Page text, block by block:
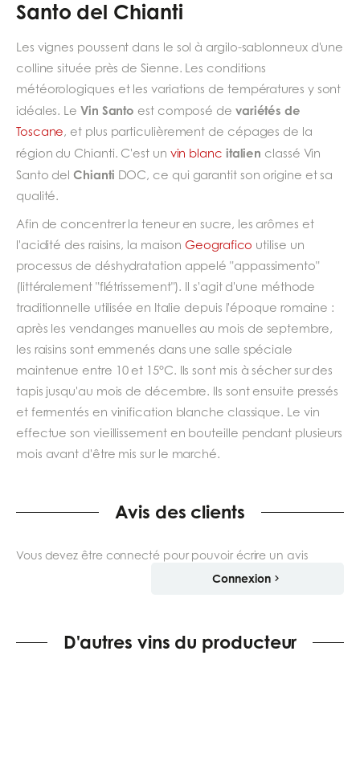
Santo del Chianti
Les vignes poussent dans le sol à argilo-sablonneux d'une
colline située près de Sienne. Les conditions
météorologiques et les variations de températures y sont
idéales. Le Vin Santo est composé de variétés de
Toscane, et plus particulièrement de cépages de la
région du Chianti. C'est un vin blanc italien classé Vin
Santo delChianti DOC, ce qui garantit son origine et sa
qualité.
Afin de concentrer la teneur en sucre, les arômes et
l'acidité des raisins, la maison Geografico utilise un
processus de déshydratation appelé "appassimento"
(littéralement "flétrissement"). Il s'agit d'une méthode
traditionnelle utilisée en Italie depuis l'époque romaine :
après les vendanges manuelles au mois de septembre,
les raisins sont emmenés dans une salle spéciale
maintenue entre 10 et 15°C. Ils sont mis à sécher sur des
tapis jusqu'au mois de décembre. Ils sont ensuite pressés
et fermentés en vinification blanche classique. Le vin
effectue son vieillissement en bouteille pendant plusieurs
mois avant d'être mis sur le marché.
Avis des clients
Vous devez être connecté pour pouvoir écrire un avis
Connexion
D'autres vins du producteur